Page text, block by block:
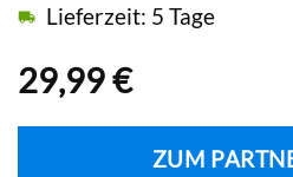
29,99€
Lieferzeit: 5 Tage
ZUM